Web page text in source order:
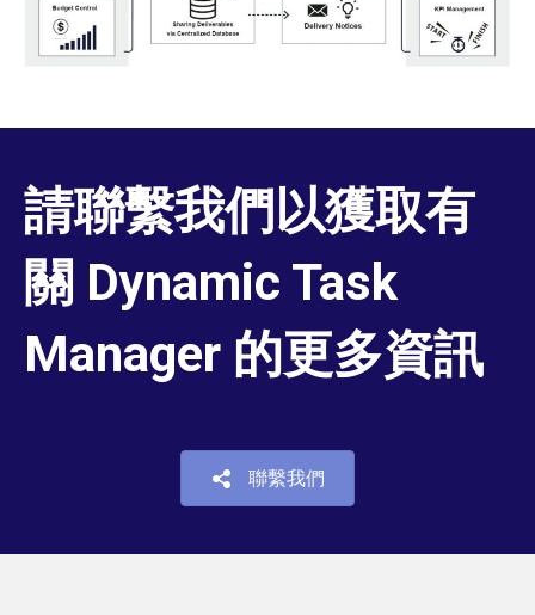
請聯繫我們以獲取有
關 Dynamic Task
Manager 的更多資訊
聯繫我們